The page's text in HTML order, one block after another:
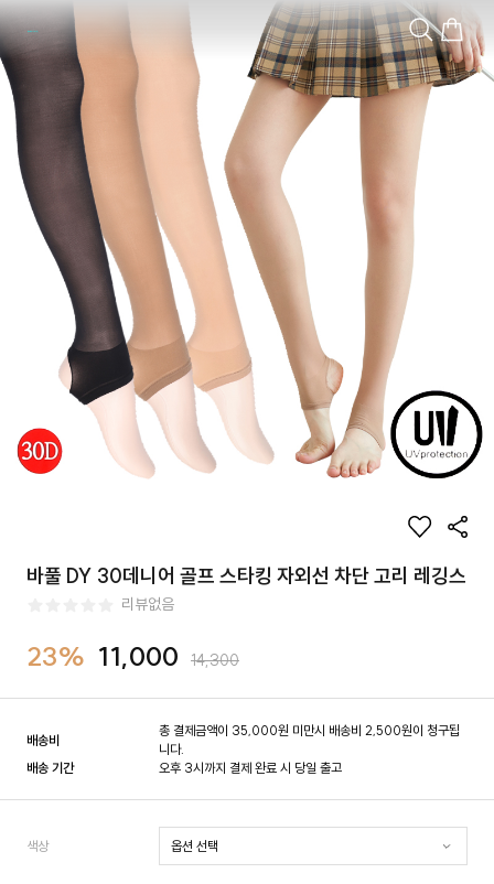
바풀 DY 30데니어 골프 스타킹 자외선 차단 고리 레깅스
리뷰없음
23% 11,000 14,300
배송비
총 결제금액이 35,000원 미만시 배송비 2,500원이 청구됩
니다.
배송 기간
오후 3시까지 결제 완료 시 당일 출고
색상